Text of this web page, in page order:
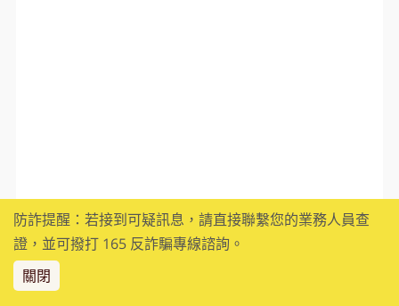
防詐提醒：若接到可疑訊息，請直接聯繫您的業務人員查
證，並可撥打 165 反詐騙專線諮詢。
關閉